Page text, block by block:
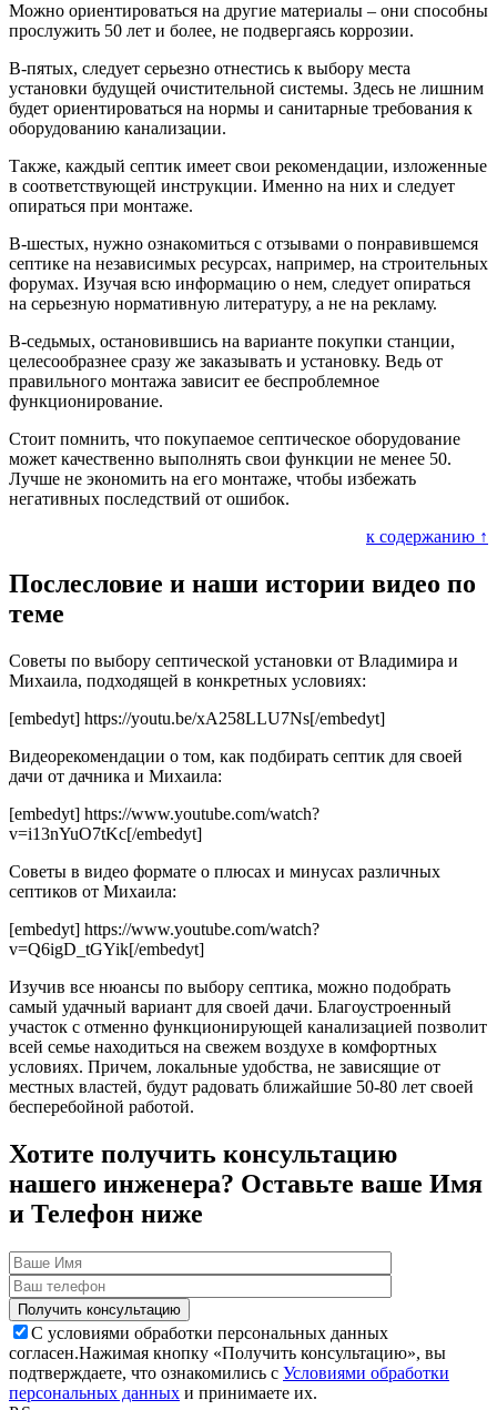
Можно ориентироваться на другие материалы – они способны
прослужить 50 лет и более, не подвергаясь коррозии.
В-пятых, следует серьезно отнестись к выбору места
установки будущей очистительной системы. Здесь не лишним
будет ориентироваться на нормы и санитарные требования к
оборудованию канализации.
Также, каждый септик имеет свои рекомендации, изложенные
в соответствующей инструкции. Именно на них и следует
опираться при монтаже.
В-шестых, нужно ознакомиться с отзывами о понравившемся
септике на независимых ресурсах, например, на строительных
форумах. Изучая всю информацию о нем, следует опираться
на серьезную нормативную литературу, а не на рекламу.
В-седьмых, остановившись на варианте покупки станции,
целесообразнее сразу же заказывать и установку. Ведь от
правильного монтажа зависит ее беспроблемное
функционирование.
Стоит помнить, что покупаемое септическое оборудование
может качественно выполнять свои функции не менее 50.
Лучше не экономить на его монтаже, чтобы избежать
негативных последствий от ошибок.
к содержанию ↑
Послесловие и наши истории видео по
теме
Советы по выбору септической установки от Владимира и
Михаила, подходящей в конкретных условиях:
[embedyt] https://youtu.be/xA258LLU7Ns[/embedyt]
Видеорекомендации о том, как подбирать септик для своей
дачи от дачника и Михаила:
[embedyt] https://www.youtube.com/watch?
v=i13nYuO7tKc[/embedyt]
Советы в видео формате о плюсах и минусах различных
септиков от Михаила:
[embedyt] https://www.youtube.com/watch?
v=Q6igD_tGYik[/embedyt]
Изучив все нюансы по выбору септика, можно подобрать
самый удачный вариант для своей дачи. Благоустроенный
участок с отменно функционирующей канализацией позволит
всей семье находиться на свежем воздухе в комфортных
условиях. Причем, локальные удобства, не зависящие от
местных властей, будут радовать ближайшие 50-80 лет своей
бесперебойной работой.
Хотите получить консультацию
нашего инженера? Оставьте ваше Имя
и Телефон ниже
С условиями обработки персональных данных
согласен.Нажимая кнопку «Получить консультацию», вы
подтверждаете, что ознакомились с Условиями обработки
персональных данных и принимаете их.